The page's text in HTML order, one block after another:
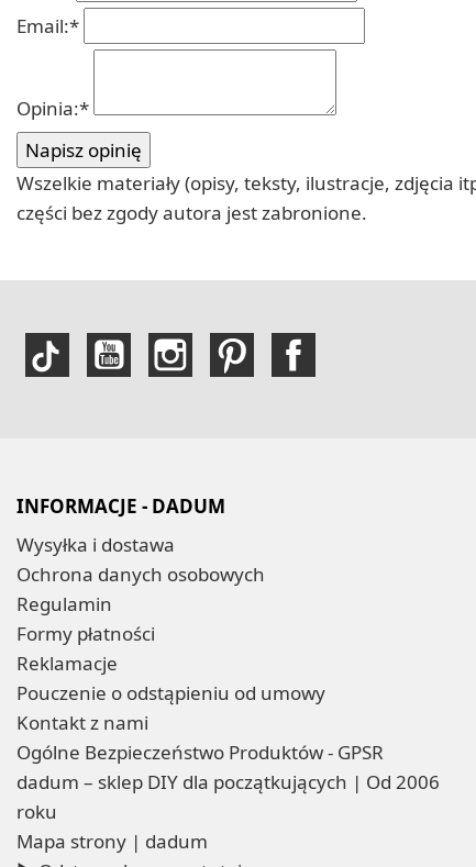
Email:*
Opinia:*
Wszelkie materiały (opisy, teksty, ilustracje, zdjęcia
części bez zgody autora jest zabronione.
INFORMACJE - DADUM
Wysyłka i dostawa
Ochrona danych osobowych
Regulamin
Formy płatności
Reklamacje
Pouczenie o odstąpieniu od umowy
Kontakt z nami
Ogólne Bezpieczeństwo Produktów - GPSR
dadum – sklep DIY dla początkujących | Od 2006
roku
Mapa strony | dadum